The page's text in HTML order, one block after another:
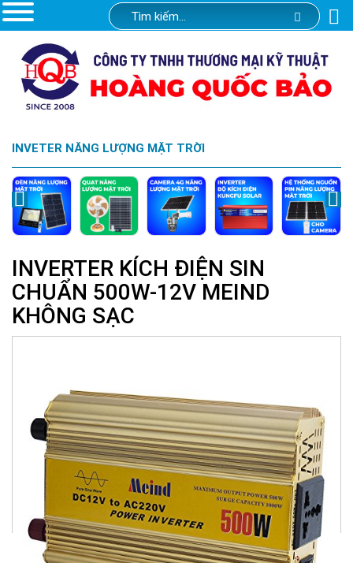
INVETER NĂNG LƯỢNG MẶT TRỜI
INVERTER KÍCH ĐIỆN SIN
CHUẨN 500W-12V MEIND
KHÔNG SẠC